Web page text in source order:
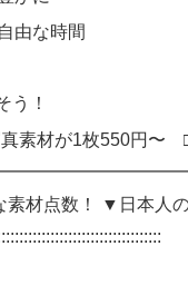
由な時間
う！
真素材が1枚550
<<高品
材点数！ ▼日本人